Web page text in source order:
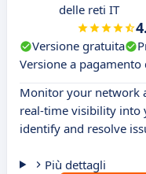
delle reti IT
Versione gratuita
Versione a pagamento
Monitor your network
real-time visibility into
identify and resolve
Più dettagli